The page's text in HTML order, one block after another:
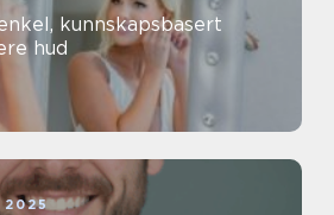
kunnskapsbasert
hud